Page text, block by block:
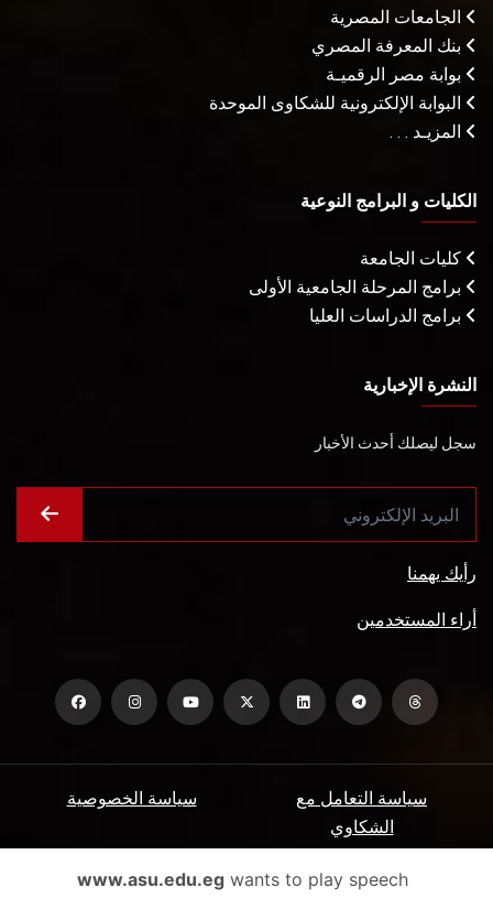
الجامعات المصرية
بنك المعرفة المصري
بوابة مصر الرقميـة
البوابة الإلكترونية للشكاوى الموحدة
المزيـد . . .
الكليات و البرامج النوعية
كليات الجامعة
برامج المرحلة الجامعية الأولى
برامج الدراسات العليا
النشرة الإخبارية
سجل ليصلك أحدث الأخبار
رأيك يهمنا
أراء المستخدمين
سياسة الخصوصية
سياسة التعامل مع
الشكاوي
الأسئلة الشائعة ميثاق المتعاملين www.asu.edu.egwants to play speech